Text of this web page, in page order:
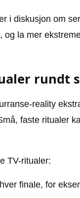
i diskusjon om
og la mer
rundt
reality
faste ritualer
TV-ritualer:
finale, for